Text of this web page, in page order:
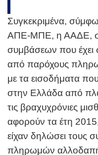
Συγκεκριμένα,
ΑΠΕ-ΜΠΕ, η ΑΑΔΕ,
συμβάσεων που έχει
από παρόχους
με τα εισοδήματα
στην Ελλάδα από
τις βραχυχρόνιες
αφορούν τα έτη
είχαν δηλώσει τους
πληρωμών